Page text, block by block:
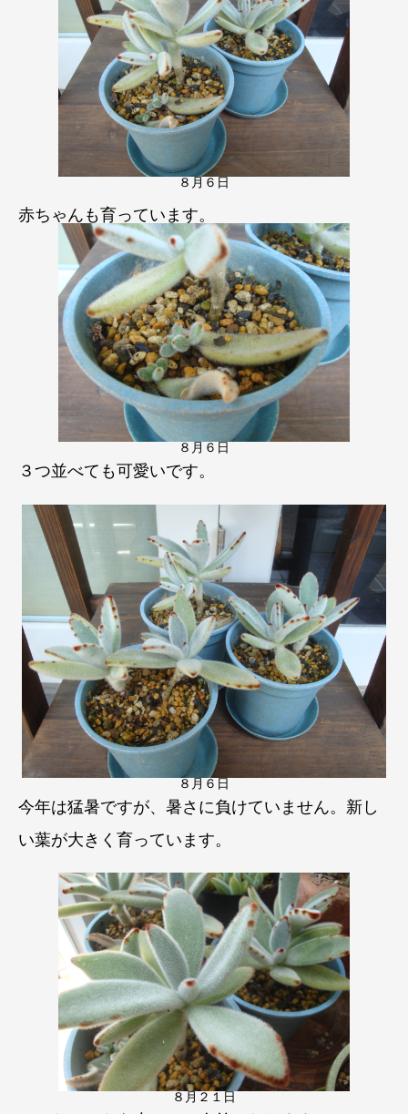
８月６日
赤ちゃんも育っています。
８月６日
３つ並べても可愛いです。
８月６日
今年は猛暑ですが、暑さに負けていません。新し
い葉が大きく育っています。
８月２１日